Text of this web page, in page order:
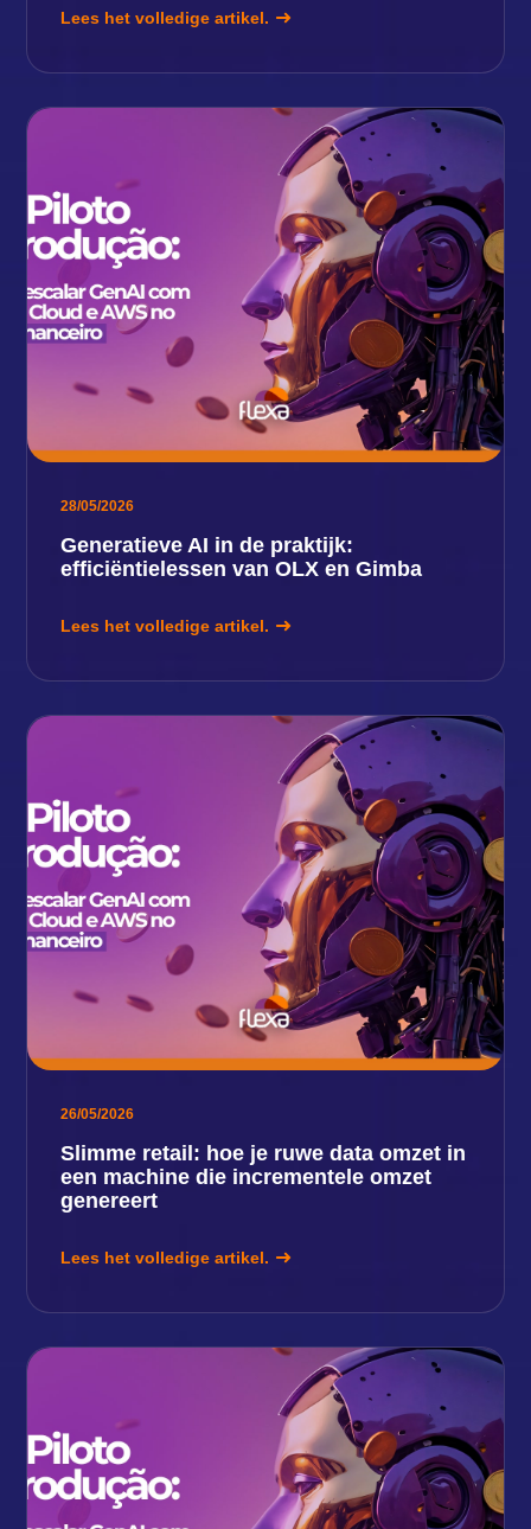
Lees het volledige artikel.
28/05/2026
Generatieve AI in de praktijk:
efficiëntielessen van OLX en Gimba
Lees het volledige artikel.
26/05/2026
Slimme retail: hoe je ruwe data omzet in
een machine die incrementele omzet
genereert
Lees het volledige artikel.